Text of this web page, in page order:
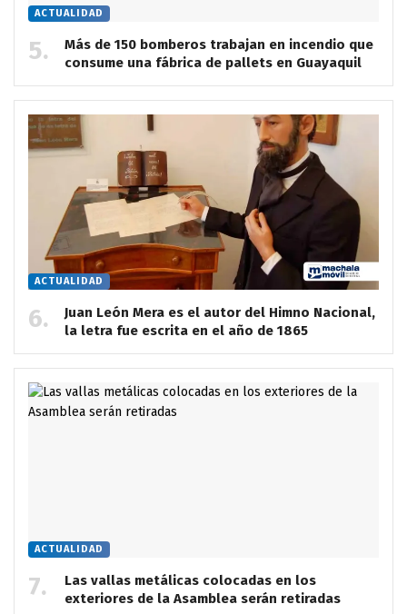
ACTUALIDAD
Más de 150 bomberos trabajan en incendio que
consume una fábrica de pallets en Guayaquil
ACTUALIDAD
Juan León Mera es el autor del Himno Nacional,
la letra fue escrita en el año de 1865
ACTUALIDAD
Las vallas metálicas colocadas en los
exteriores de la Asamblea serán retiradas